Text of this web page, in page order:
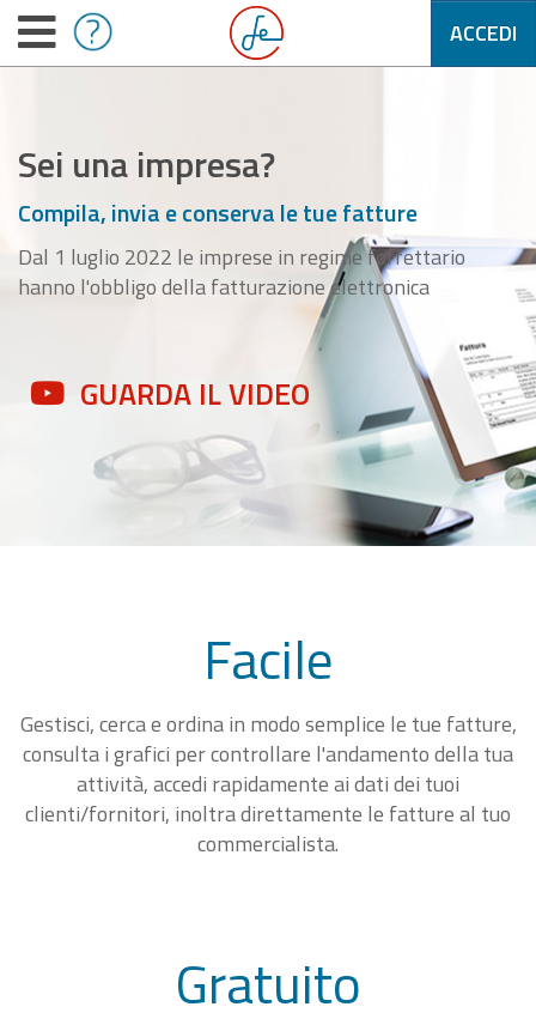
ACCEDI
Sei una impresa?
Compila, invia e conserva le tue fatture
Dal 1 luglio 2022 le imprese in regime forfettario
hanno l'obbligo della fatturazione elettronica
GUARDA IL VIDEO
Facile
Gestisci, cerca e ordina in modo semplice le tue fatture,
consulta i grafici per controllare l'andamento della tua
attività, accedi rapidamente ai dati dei tuoi
clienti/fornitori, inoltra direttamente le fatture al tuo
commercialista.
Gratuito